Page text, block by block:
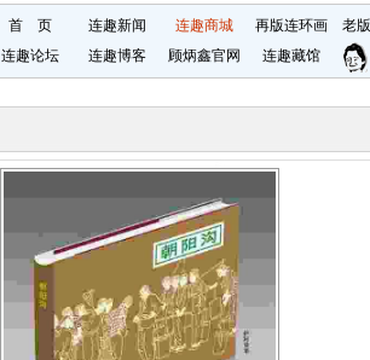
首 页 连趣新闻 连趣商城 再版连环画 老
连趣论坛
连趣博客 顾炳鑫官网 连趣藏馆